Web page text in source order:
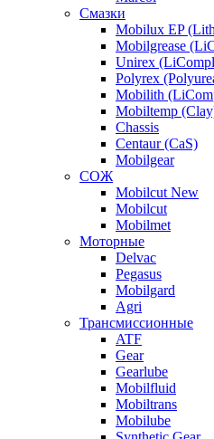
Смазки
Mobilux EP
Mobilgrease
Unirex
Polyrex
Mobilith
Mobiltemp
Chassis
Centaur (CaS)
Mobilgear
СОЖ
Mobilcut New
Mobilcut
Mobilmet
Моторные
Delvac
Pegasus
Mobilgard
Agri
Трансмиссионные
ATF
Gear
Gearlube
Mobilfluid
Mobiltrans
Mobilube